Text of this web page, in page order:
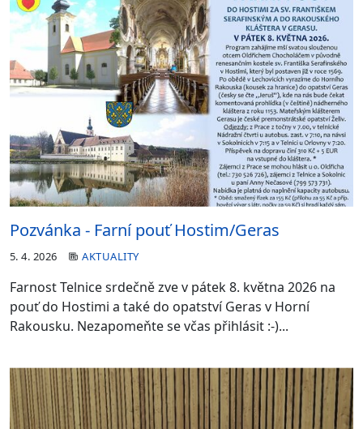
Pozvánka - Farní pouť Hostim/Geras
5. 4. 2026 AKTUALITY
Farnost Telnice srdečně zve v pátek 8. května 2026 na
pouť do Hostimi a také do opatství Geras v Horní
Rakousku. Nezapomeňte se včas přihlásit :-)...